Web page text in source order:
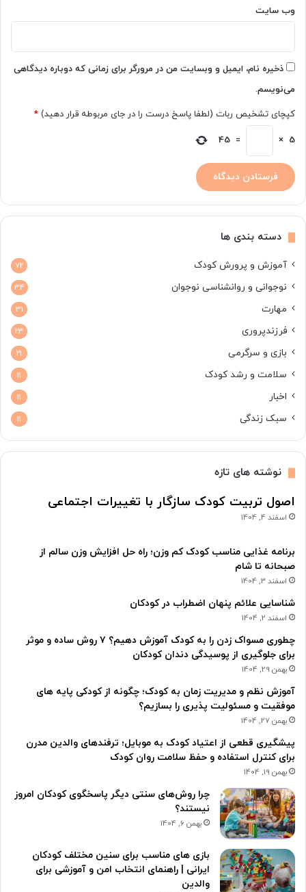
وب‌ سایت
ذخیره نام، ایمیل و وبسایت من در مرورگر برای زمانی که دوباره دیدگاهی
می‌نویسم.
کپچای تشخیص ربات (لطفا پاسخ درست را در جای مربوطه قرار دهید) *
5
×
=
45
دسته بندی ها
آموزش و پرورش کودک 72
نوجوانی و روانشناسی نوجوان 34
مهارت 31
فرزندپروری 23
بازی و سرگرمی 21
سلامت و رشد کودک 11
اخبار 11
سبک زندگی 11
نوشته های تازه
اصول تربیت کودک سازگار با تغییرات اجتماعی
اسفند 4, 1404
برنامه غذایی مناسب کودک کم وزن؛ راه حل افزایش وزن سالم از
صبحانه تا شام
اسفند 3, 1404
شناسایی علائم پنهان اضطراب در کودکان
اسفند 2, 1404
چطوری مسواک زدن را به کودک آموزش دهیم؟ ۷ روش ساده و موثر
برای جلوگیری از پوسیدگی دندان کودکان
بهمن 29, 1404
آموزش نظم و مدیریت زمان به کودک؛ چگونه از کودکی پایه های
موفقیت و مسئولیت پذیری را بسازیم؟
بهمن 27, 1404
پیشگیری قطعی از اعتیاد کودک به موبایل؛ ترفندهای والدین مدرن
برای کنترل استفاده و حفظ سلامت روان کودک
بهمن 19, 1404
چرا روش‌های سنتی دیگر پاسخگوی کودکان امروز
نیستند؟
بهمن 6, 1404
بازی های مناسب برای سنین مختلف کودکان
ایرانی | راهنمای انتخاب امن و آموزشی برای
والدین